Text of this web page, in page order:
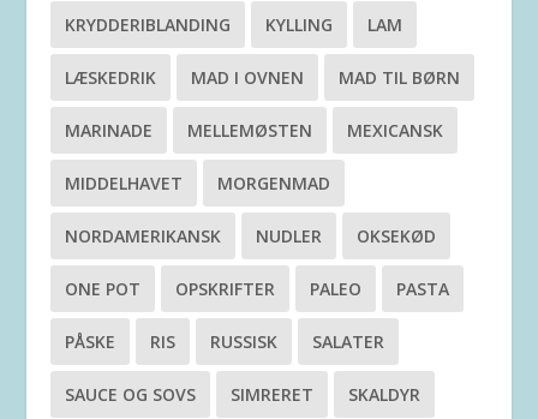
KRYDDERIBLANDING KYLLING LAM
LÆSKEDRIK MAD I OVNEN MAD TIL BØRN
MARINADE MELLEMØSTEN MEXICANSK
MIDDELHAVET MORGENMAD
NORDAMERIKANSK NUDLER OKSEKØD
ONE POT OPSKRIFTER PALEO PASTA
PÅSKE RIS RUSSISK SALATER
SAUCE OG SOVS SIMRERET SKALDYR